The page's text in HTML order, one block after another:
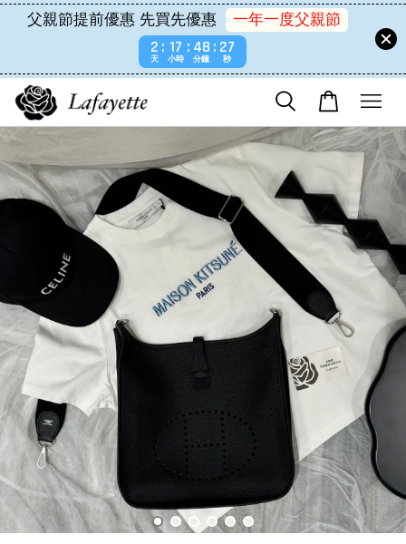
父親節提前優惠 先買先優惠
一年一度父親節
2
天
17
小時
48
分鐘
27
秒